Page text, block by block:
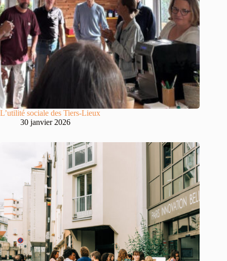
L’utilité sociale des Tiers-Lieux
30 janvier 2026